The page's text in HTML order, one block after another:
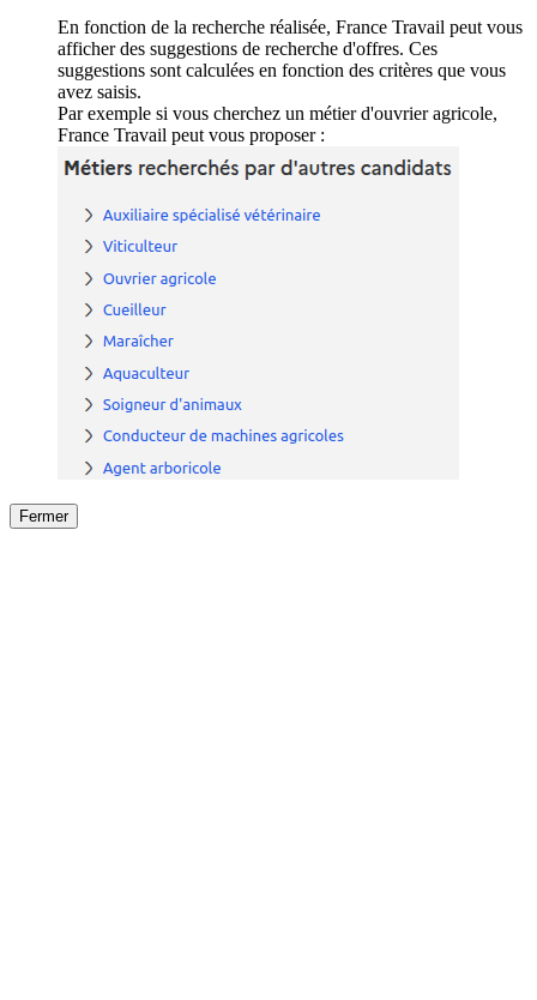
En fonction de la recherche réalisée, France Travail peut vous
afficher des suggestions de recherche d'offres. Ces
suggestions sont calculées en fonction des critères que vous
avez saisis.
Par exemple si vous cherchez un métier d'ouvrier agricole,
France Travail peut vous proposer :
Fermer